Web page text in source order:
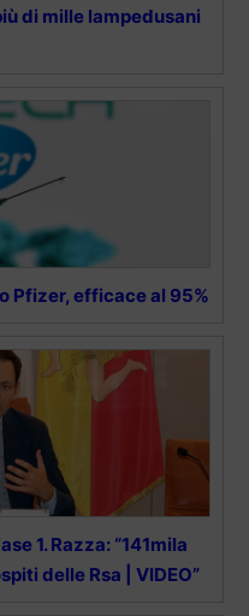
di mille lampedusani
Pfizer, efficace al 95%
1. Razza: “141mila
delle Rsa | VIDEO”